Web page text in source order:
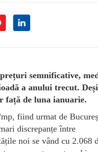
semnificative,
a anului trecut. Deși
față de luna ianuarie.
fiind urmat de
discrepanțe între
noi se vând cu 2.068